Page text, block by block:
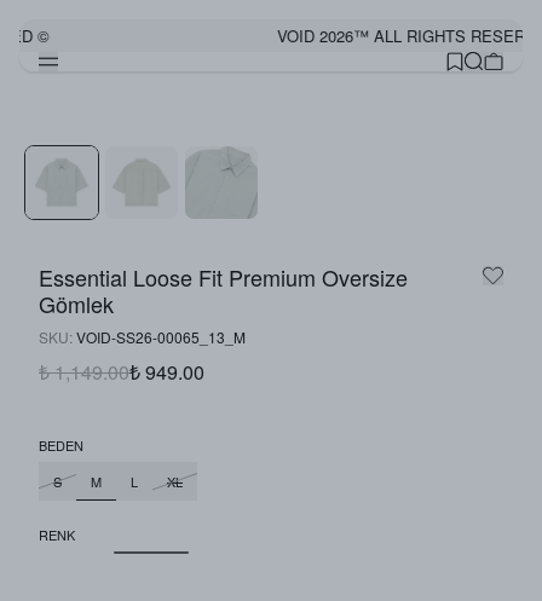
© VOID 2026™ ALL RIGHTS
Essential Loose Fit Premium Oversize
Gömlek
SKU: VOID-SS26-00065_13_M
₺ 1,149.00₺ 949.00
BEDEN
S
M L XL
RENK